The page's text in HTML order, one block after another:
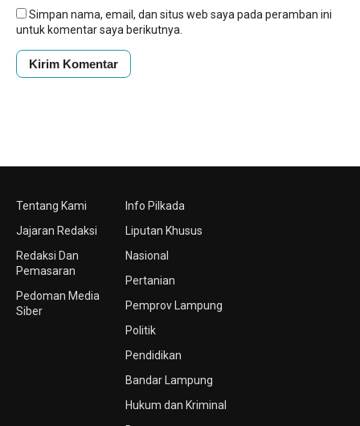
Simpan nama, email, dan situs web saya pada peramban ini
untuk komentar saya berikutnya.
Tentang Kami
Jajaran Redaksi
Redaksi Dan
Pemasaran
Pedoman Media
Siber
Info Pilkada
Liputan Khusus
Nasional
Pertanian
Pemprov Lampung
Politik
Pendidikan
Bandar Lampung
Hukum dan Kriminal